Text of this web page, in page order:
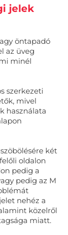
jelek
öntapadó
az üveg
minél
szerkezeti
mivel
használata
két
oldalon
pedig a
pedig az M
nehéz a
közelről
miatt.